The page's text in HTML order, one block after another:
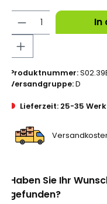
In
Produktnummer:
Versandgruppe:D
Lieferzeit: 25-35
Haben Sie Ihr
gefunden?